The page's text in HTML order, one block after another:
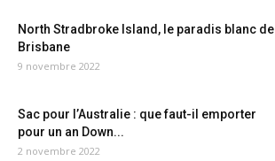
North Stradbroke Island, le paradis blanc de
Brisbane
9 novembre 2022
Sac pour l’Australie : que faut-il emporter
pour un an Down...
2 novembre 2022